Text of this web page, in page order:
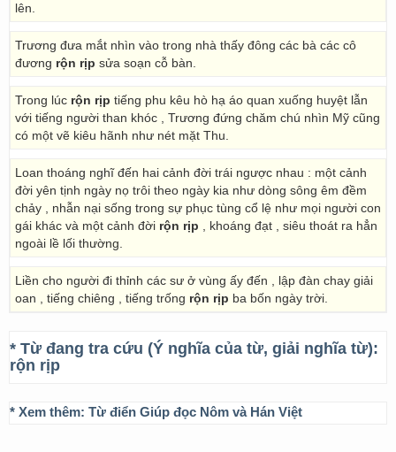
lên.
Trương đưa mắt nhìn vào trong nhà thấy đông các bà các cô
đương rộn rịp sửa soạn cỗ bàn.
Trong lúc rộn rịp tiếng phu kêu hò hạ áo quan xuống huyệt lẫn
với tiếng người than khóc , Trương đứng chăm chú nhìn Mỹ cũng
có một vẽ kiêu hãnh như nét mặt Thu.
Loan thoáng nghĩ đến hai cảnh đời trái ngược nhau : một cảnh
đời yên tịnh ngày nọ trôi theo ngày kia như dòng sông êm đềm
chảy , nhẫn nại sống trong sự phục tùng cổ lệ như mọi người con
gái khác và một cảnh đời rộn rịp , khoáng đạt , siêu thoát ra hẳn
ngoài lề lối thường.
Liền cho người đi thỉnh các sư ở vùng ấy đến , lập đàn chay giải
oan , tiếng chiêng , tiếng trống rộn rịp ba bốn ngày trời.
* Từ đang tra cứu (Ý nghĩa của từ, giải nghĩa từ):
rộn rịp
* Xem thêm: Từ điển Giúp đọc Nôm và Hán Việt